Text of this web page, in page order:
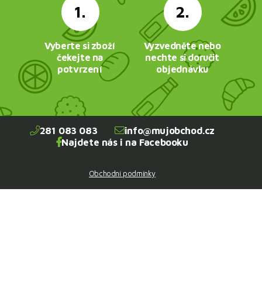
1.
Vyberte si zboží
čekejte na
potvrzení
2.
Vyzvedněte nebo
nechte si doručit
objednávku
281 083 083
info@mujobchod.cz
Najdete nás i na Facebooku
Obchodní podmínky